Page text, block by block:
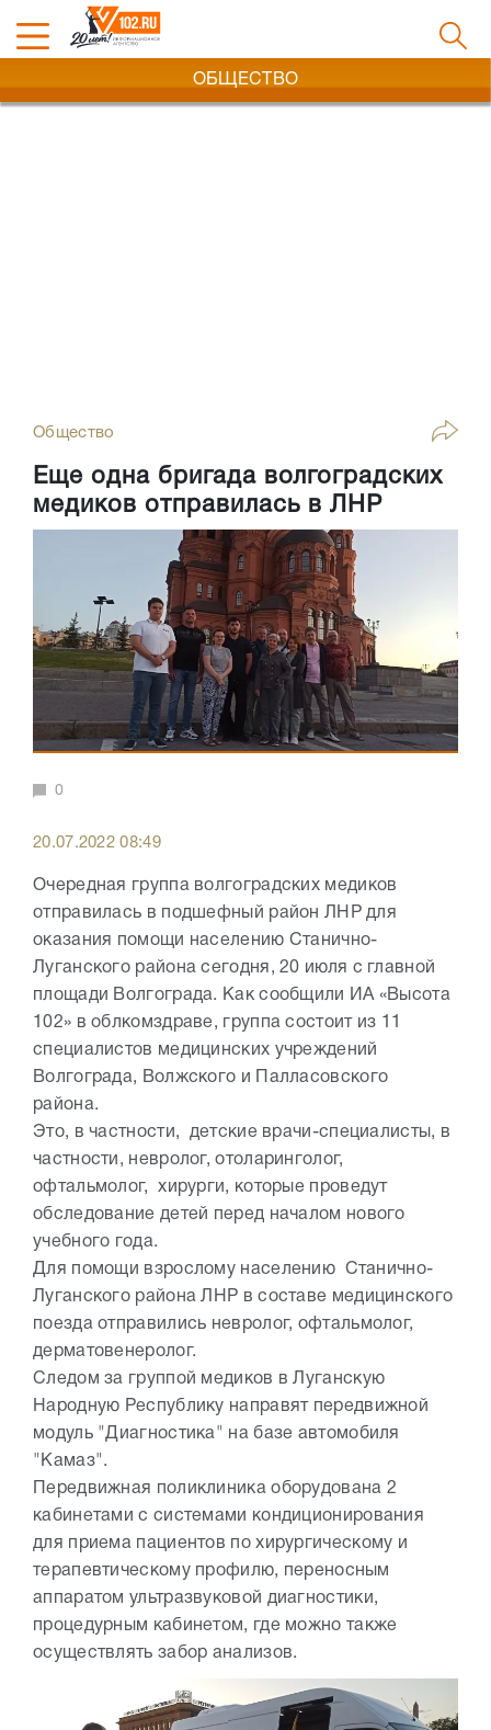
ОБЩЕСТВО
Общество
Еще одна бригада волгоградских
медиков отправилась в ЛНР
0
20.07.2022 08:49
Очередная группа волгоградских медиков
отправилась в подшефный район ЛНР для
оказания помощи населению Станично-
Луганского района сегодня, 20 июля с главной
площади Волгограда. Как сообщили ИА «Высота
102» в облкомздраве, группа состоит из 11
специалистов медицинских учреждений
Волгограда, Волжского и Палласовского
района.
Это, в частности, детские врачи-специалисты, в
частности, невролог, отоларинголог,
офтальмолог, хирурги, которые проведут
обследование детей перед началом нового
учебного года.
Для помощи взрослому населению Станично-
Луганского района ЛНР в составе медицинского
поезда отправились невролог, офтальмолог,
дерматовенеролог.
Следом за группой медиков в Луганскую
Народную Республику направят передвижной
модуль "Диагностика" на базе автомобиля
"Камаз".
Передвижная поликлиника оборудована 2
кабинетами с системами кондиционирования
для приема пациентов по хирургическому и
терапевтическому профилю, переносным
аппаратом ультразвуковой диагностики,
процедурным кабинетом, где можно также
осуществлять забор анализов.